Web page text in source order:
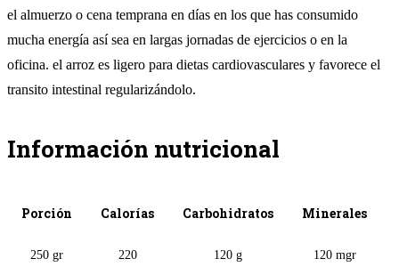
el almuerzo o cena temprana en días en los que has consumido
mucha energía así sea en largas jornadas de ejercicios o en la
oficina. el arroz es ligero para dietas cardiovasculares y favorece el
transito intestinal regularizándolo.
Información nutricional
Porción Calorías Carbohidratos Minerales
250 gr 220 120 g 120 mgr